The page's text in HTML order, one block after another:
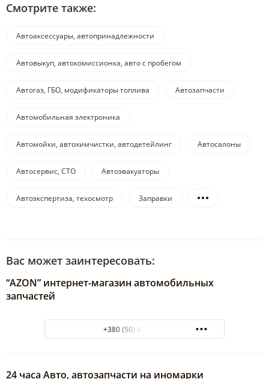
Смотрите также:
Автоаксессуары, автопринадлежности
Автовыкуп, автокомиссионка, авто с пробегом
Автогаз, ГБО, модификаторы топлива Автозапчасти
Автомобильная электроника
Автомойки, автохимчистки, автодетейлинг Автосалоны
Автосервис, СТО Автоэвакуаторы
Автоэкспертиза, техосмотр Заправки
Вас может заинтересовать:
“AZON” интернет-магазин автомобильных
запчастей
+380 (50) 4232313
24 часа Авто, автозапчасти на иномарки